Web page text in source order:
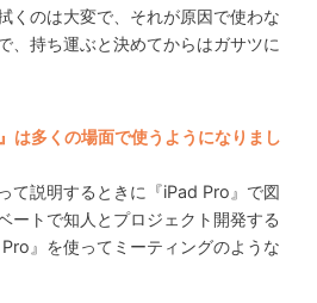
くのは大変で、それが原因で使わな
、持ち運ぶと決めてからはガサツに
は多くの場面で使うようになりまし
て説明するときに『iPad Pro』で図
ートで知人とプロジェクト開発する
』を使ってミーティングのような